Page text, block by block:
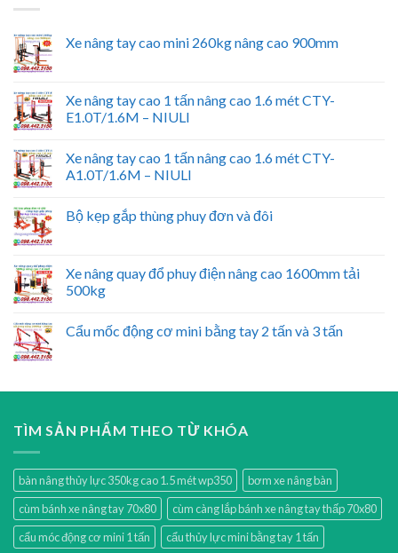
Xe nâng tay cao mini 260kg nâng cao 900mm
Xe nâng tay cao 1 tấn nâng cao 1.6 mét CTY-
E1.0T/1.6M – NIULI
Xe nâng tay cao 1 tấn nâng cao 1.6 mét CTY-
A1.0T/1.6M – NIULI
Bộ kẹp gắp thùng phuy đơn và đôi
Xe nâng quay đổ phuy điện nâng cao 1600mm tải
500kg
Cẩu mốc động cơ mini bằng tay 2 tấn và 3 tấn
TÌM SẢN PHẨM THEO TỪ KHÓA
bàn nâng thủy lực 350kg cao 1.5 mét wp350
bơm xe nâng bàn
cùm bánh xe nâng tay 70x80
cùm càng lắp bánh xe nâng tay thấp 70x80
cẩu móc động cơ mini 1 tấn
cẩu thủy lực mini bằng tay 1 tấn